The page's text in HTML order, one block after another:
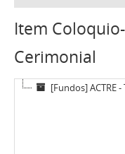
Item
Cerimonial
[Fundos] ACTRE -